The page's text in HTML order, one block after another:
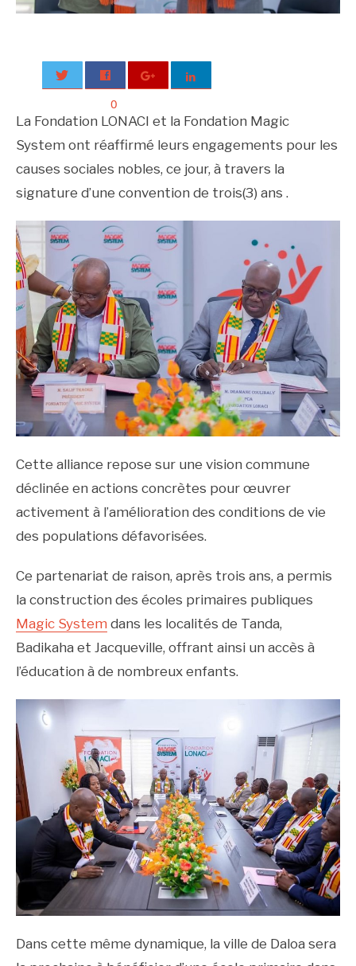
0
La Fondation LONACI et la Fondation Magic
System ont réaffirmé leurs engagements pour les
causes sociales nobles, ce jour, à travers la
signature d’une convention de trois(3) ans .
Cette alliance repose sur une vision commune
déclinée en actions concrètes pour œuvrer
activement à l’amélioration des conditions de vie
des populations défavorisées.
Ce partenariat de raison, après trois ans, a permis
la construction des écoles primaires publiques
Magic System dans les localités de Tanda,
Badikaha et Jacqueville, offrant ainsi un accès à
l’éducation à de nombreux enfants.
Dans cette même dynamique, la ville de Daloa sera